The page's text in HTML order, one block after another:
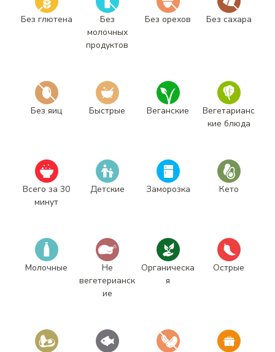
Без глютена
Без
молочных
продуктов
Без орехов Без сахара
Без яиц Быстрые Веганские
Вегетарианс
кие блюда
Всего за 30
минут
Детские Заморозка Кето
Молочные
Не
вегетерианск
ие
Органическа
я
Острые